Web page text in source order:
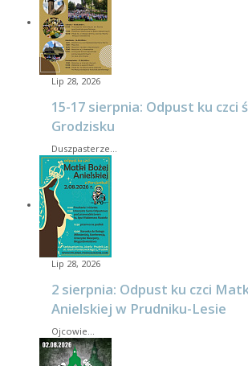
Lip 28, 2026
15-17 sierpnia: Odpust ku czci
Grodzisku
Duszpasterze…
Lip 28, 2026
2 sierpnia: Odpust ku czci
Anielskiej w Prudniku-Lesie
Ojcowie…